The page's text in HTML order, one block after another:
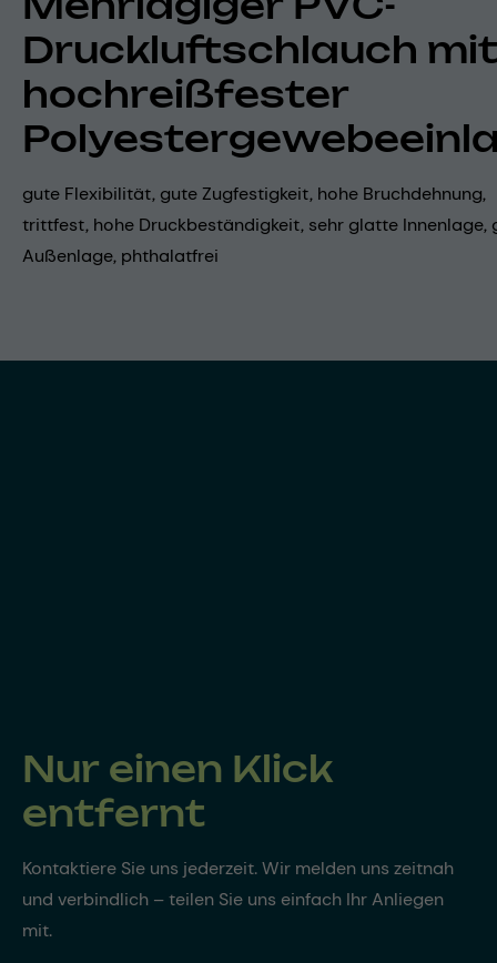
Druckluftschlauch mit
hochreißfester
gute Flexibilität, gute Zugfestigkeit, hohe Bruchdehnung,
trittfest, hohe Druckbeständigkeit, sehr glatte Innenlage,
Außenlage, phthalatfrei
Nur einen Klick
entfernt
Kontaktiere Sie uns jederzeit. Wir melden uns zeitnah
und verbindlich – teilen Sie uns einfach Ihr Anliegen
mit.